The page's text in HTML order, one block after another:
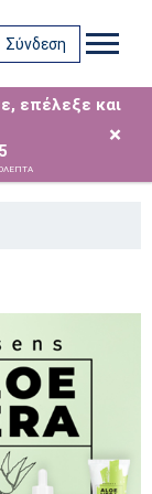
Σύνδεση
επέλεξε και
×